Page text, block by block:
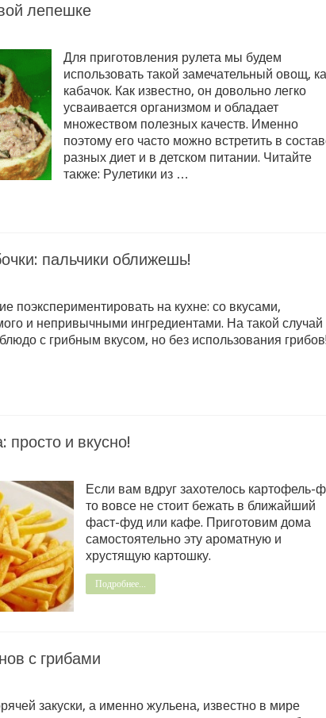
лепешке
Для приготовления рулета мы будем
использовать такой замечательный овощ,
кабачок. Как известно, он довольно легко
усваивается организмом и обладает
множеством полезных качеств. Именно
поэтому его часто можно встретить в
разных диет и в детском питании. Читайте
также: Рулетики из …
пальчики оближешь!
поэкспериментировать на кухне: со вкусами,
и непривычными ингредиентами. На такой случай
с грибным вкусом, но без использования
и вкусно!
Если вам вдруг захотелось картофель-
то вовсе не стоит бежать в ближайший
фаст-фуд или кафе. Приготовим дома
самостоятельно эту ароматную и
хрустящую картошку.
Подробнее...
с грибами
закуски, а именно жульена, известно в мире